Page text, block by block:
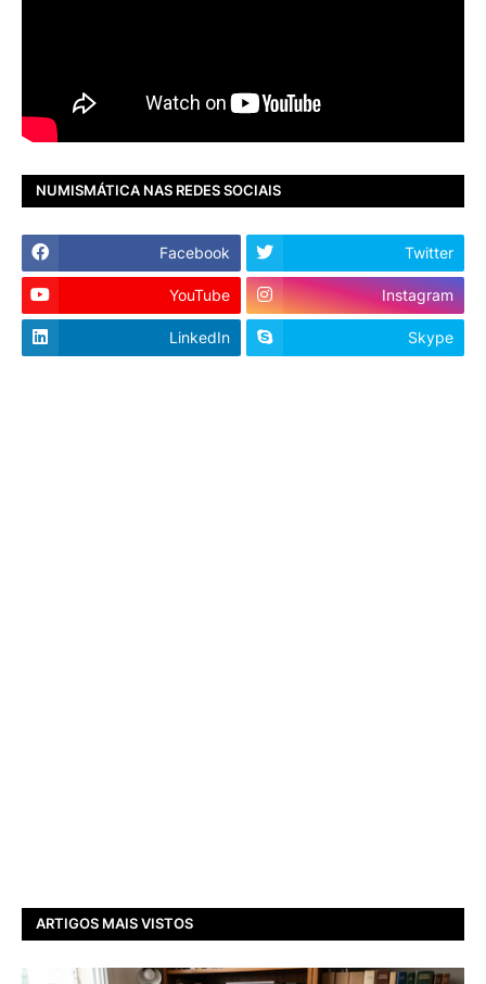
NUMISMÁTICA NAS REDES SOCIAIS
Facebook Twitter
YouTube Instagram
LinkedIn Skype
ARTIGOS MAIS VISTOS